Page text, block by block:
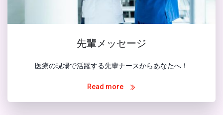
先輩メッセージ
医療の現場で活躍する先輩ナースからあなたへ！
Read more